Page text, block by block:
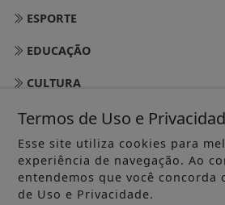
ESPORTE
EDUCAÇÃO
CULTURA
SAÚDE
NACIONAL
LAZER
Termos de Uso e
Esse site utiliza cookies para
experiência de navegação. Ao
entendemos que você concorda
de Uso e Privacidade.